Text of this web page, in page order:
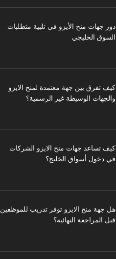
دور جهات منح الأيزو في تلبية متطلبات
السوق الخليجي
كيف تفرق بين جهة معتمدة لمنح الايزو
والجهات الوسيطة غير الرسمية؟
كيف تساعد جهات منح الايزو الشركات
في دخول أسواق الخليج؟
هل جهة منح الايزو توفر تدريب للموظفين
قبل المراجعة النهائية؟